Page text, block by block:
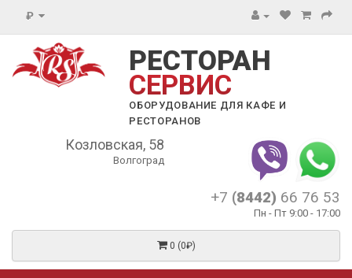
₽
РЕСТОРАН
СЕРВИС
ОБОРУДОВАНИЕ ДЛЯ КАФЕ И
РЕСТОРАНОВ
Козловская, 58
Волгоград
+7 (8442) 66 76 53
Пн - Пт 9:00 - 17:00
0 (0₽)